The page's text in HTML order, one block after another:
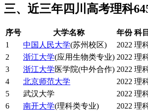
三、近三年四川高考理科
序号 大学名称 年份 科目
1
中国人民大学(苏州校区) 2022 理
2
浙江大学(应用生物类专业) 2022 理
3
浙江大学医学院(中外合作) 2022 理
4
北京师范大学 2022 理
5
武汉大学 2022 理
6
南开大学(理科类专业) 2022 理